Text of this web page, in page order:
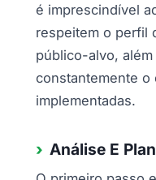
é imprescindível
respeitem o perfil
público-alvo,
constantemente o
implementadas.
Análise E